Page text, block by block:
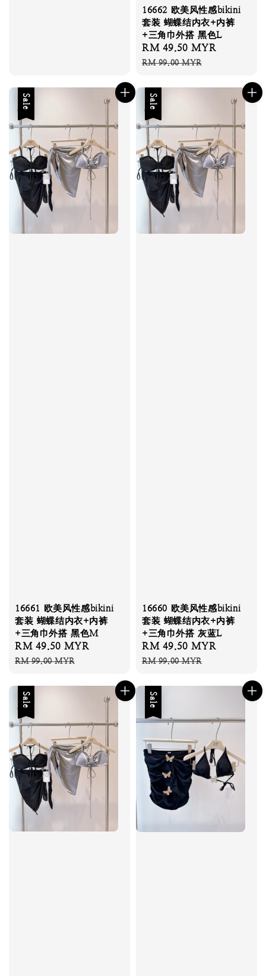
16662 欧美风性感bikini
套装 蝴蝶结内衣+内裤
+三角巾外搭 黑色L
Sale
price
RM 49.50 MYR
RM 99.00 MYR
Sale
16661 欧美风性感bikini
套装 蝴蝶结内衣+内裤
+三角巾外搭 黑色M
Sale
price
RM 49.50 MYR
RM 99.00 MYR
Sale
16660 欧美风性感bikini
套装 蝴蝶结内衣+内裤
+三角巾外搭 灰蓝L
Sale
price
RM 49.50 MYR
RM 99.00 MYR
Sale Sale